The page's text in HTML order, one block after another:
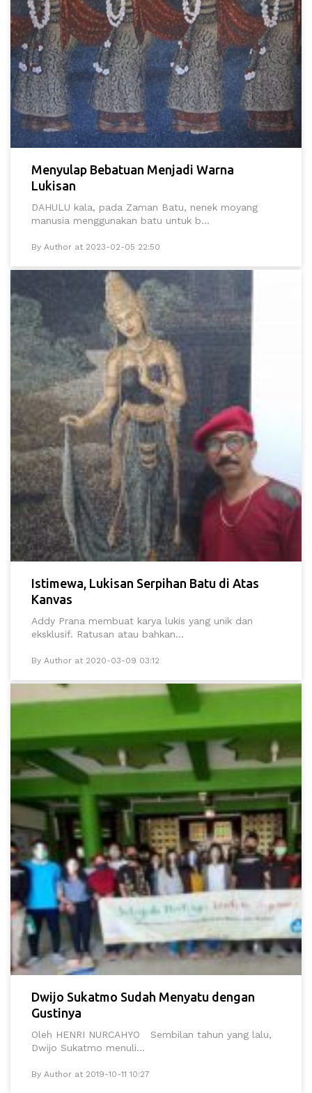
Menyulap Bebatuan Menjadi Warna
Lukisan
DAHULU kala, pada Zaman Batu, nenek moyang
manusia menggunakan batu untuk b...
By Author at 2023-02-05 22:50
Istimewa, Lukisan Serpihan Batu di Atas
Kanvas
Addy Prana membuat karya lukis yang unik dan
eksklusif. Ratusan atau bahkan...
By Author at 2020-03-09 03:12
Dwijo Sukatmo Sudah Menyatu dengan
Gustinya
Oleh HENRI NURCAHYO Sembilan tahun yang lalu,
Dwijo Sukatmo menuli...
By Author at 2019-10-11 10:27